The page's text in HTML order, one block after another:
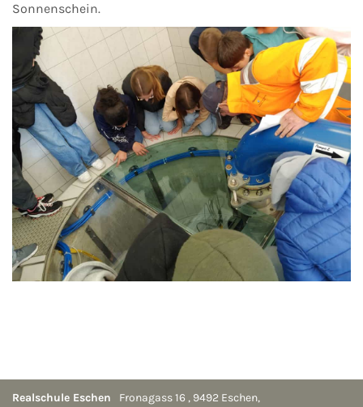
Sonnenschein.
Realschule Eschen Fronagass 16 , 9492 Eschen,